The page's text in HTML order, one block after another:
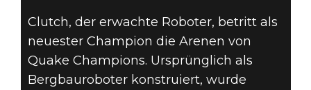
Quake Champions
12. April 2017
Clutch, der erwachte Roboter, betritt als
neuester Champion die Arenen von
Quake Champions. Ursprünglich als
Bergbauroboter konstruiert, wurde